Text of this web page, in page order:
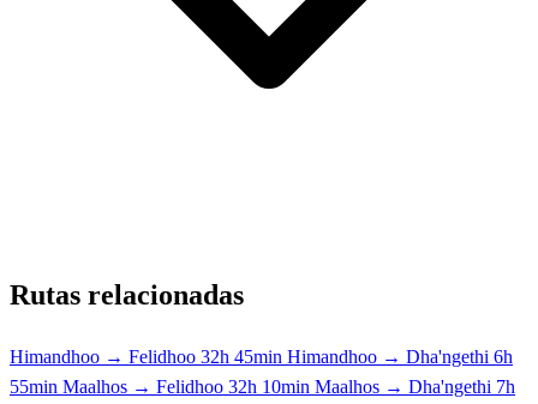
Rutas relacionadas
Himandhoo → Felidhoo 32h 45min Himandhoo → Dha'ngethi 6h
55min Maalhos → Felidhoo 32h 10min Maalhos → Dha'ngethi 7h